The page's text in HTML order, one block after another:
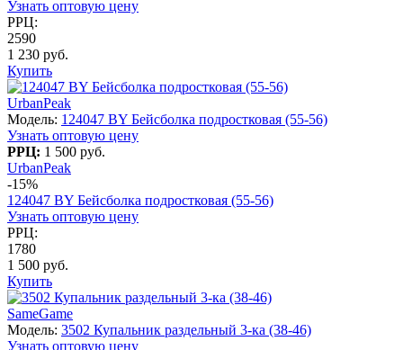
Узнать оптовую цену
РРЦ:
2590
1 230 руб.
Купить
UrbanPeak
Модель: 124047 BY Бейсболка подростковая (55-56)
Узнать оптовую цену
РРЦ: 1 500 руб.
UrbanPeak
-15%
124047 BY Бейсболка подростковая (55-56)
Узнать оптовую цену
РРЦ:
1780
1 500 руб.
Купить
SameGame
Модель: 3502 Купальник раздельный 3-ка (38-46)
Узнать оптовую цену